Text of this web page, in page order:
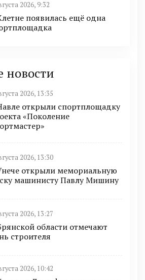
2026, 9:32
появилась ещё одна
новости
2026, 13:35
открыли спортплощадку
«Поколение
2026, 13:30
открыли мемориальную
машинисту Павлу Мишину
2026, 13:27
области отмечают
строителя
2026, 10:42